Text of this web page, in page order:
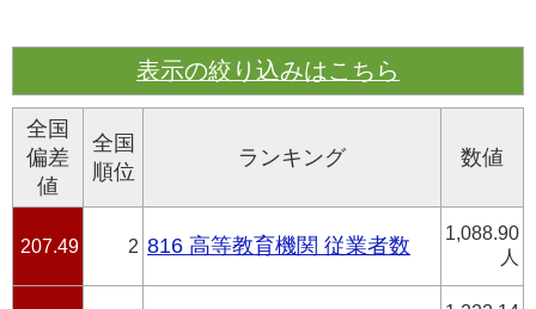
表示の絞り込みはこちら
全国
偏差
値
全国
順位
ランキング 数値
207.49 2 816 高等教育機関 従業者数
1,088.90
人